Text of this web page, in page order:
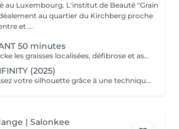
au Luxembourg. L'institut de Beauté "Grain
au quartier du Kirchberg proche
et ...
50 minutes
Ce soin ciblé déstocke les graisses localisées, défibrose et assouplit les tissus pour traiter efficacement la cellulite adipeuse et fibreuse tout en procurant un grand moment de bien-être.
(2025)
Affinez et raffermissez votre silhouette grâce à une technique de palper-rouler associée à un système d'aspiration. La dernière génération, le Cellu M6 INFINITY est un programme de soins basés sur la technique " Endermologie ", permettant de stimuler la circulation et les tissus de la peau en profondeur grâce à un système mécanique de palper-rouler. Associant confort et efficacité, cette technique, très proche d'un massage manuel, assouplit les tissus, améliore la circulation veineuse et lymphatique et permet une meilleure élimination des toxines. Les soins du corps Cellu M6 INFINITY permettent de : - déstocker les graisses - lisser la cellulite - raffermir la peau - retrouver des jambes légères